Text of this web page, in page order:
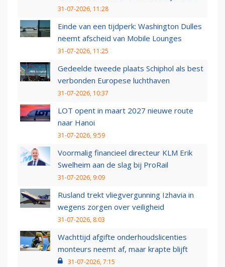
31-07-2026, 11:28
Einde van een tijdperk: Washington Dulles
neemt afscheid van Mobile Lounges
31-07-2026, 11:25
Gedeelde tweede plaats Schiphol als best
verbonden Europese luchthaven
31-07-2026, 10:37
LOT opent in maart 2027 nieuwe route
naar Hanoi
31-07-2026, 9:59
Voormalig financieel directeur KLM Erik
Swelheim aan de slag bij ProRail
31-07-2026, 9:09
Rusland trekt vliegvergunning Izhavia in
wegens zorgen over veiligheid
31-07-2026, 8:03
Wachttijd afgifte onderhoudslicenties
monteurs neemt af, maar krapte blijft
31-07-2026, 7:15